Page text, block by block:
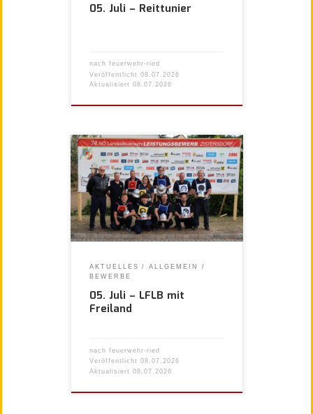
05. Juli – Reittunier
nach feuerwehr-ried
Veröffentlicht 08.07.2026
Aktualisiert 08.07.2026
AKTUELLES
ALLGEMEIN
BEWERBE
05. Juli – LFLB mit
Freiland
nach feuerwehr-ried
Veröffentlicht 08.07.2026
Aktualisiert 08.07.2026